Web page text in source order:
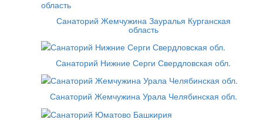
Санаторий Жемчужина Зауралья Курганская
область
Санаторий Нижние Серги Свердловская обл.
Санаторий Жемчужина Урала Челябинская обл.